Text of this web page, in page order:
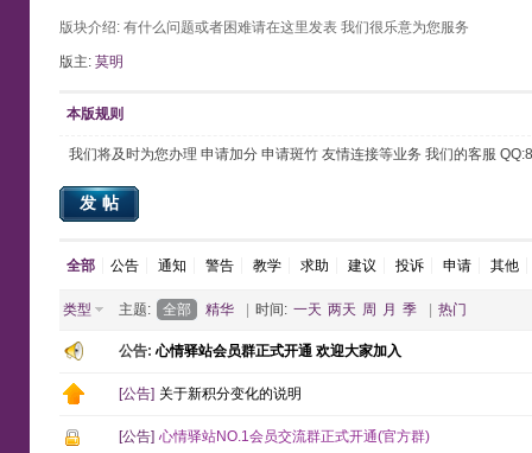
版块介绍: 有什么问题或者困难请在这里发表 我们很乐意为您服务
版主: 莫明
本版规则
我们将及时为您办理 申请加分 申请斑竹 友情连接等业务 我们的客服
发帖
全部 公告 通知 警告 教学 求助 建议 投诉 申请 其他
类型 主题: 全部 精华 时间: 一天 两天 周 月 季 热门
公告:心情驿站会员群正式开通 欢迎大家加入
[公告] 关于新积分变化的说明
[公告] 心情驿站NO.1会员交流群正式开通(官方群)